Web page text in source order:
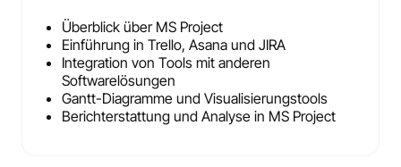
Überblick über MS Project
Einführung in Trello, Asana und JIRA
Integration von Tools mit anderen
Softwarelösungen
Gantt-Diagramme und Visualisierungstools
Berichterstattung und Analyse in MS Project